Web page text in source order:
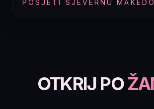
POSJETI SJEVERNU
OTKRIJ PO